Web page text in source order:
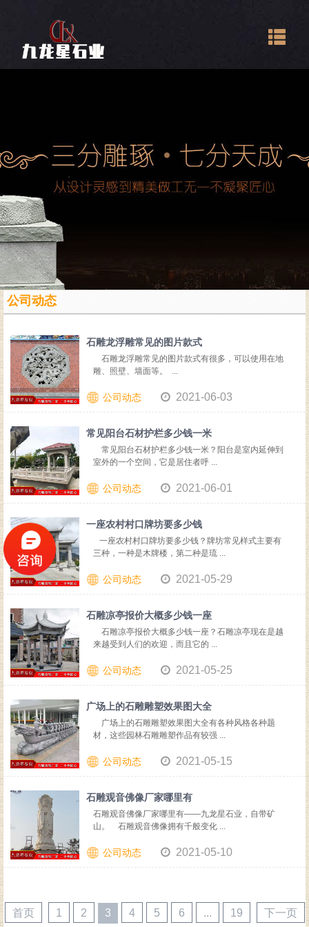
公司动态
石雕龙浮雕常见的图片款式
石雕龙浮雕常见的图片款式有很多，可以使用在地
雕、照壁、墙面等。 ...
公司动态 2021-06-03
常见阳台石材护栏多少钱一米
常见阳台石材护栏多少钱一米？阳台是室内延伸到
室外的一个空间，它是居住者呼 ...
公司动态 2021-06-01
一座农村村口牌坊要多少钱
一座农村村口牌坊要多少钱？牌坊常见样式主要有
三种，一种是木牌楼，第二种是琉 ...
公司动态 2021-05-29
石雕凉亭报价大概多少钱一座
石雕凉亭报价大概多少钱一座？石雕凉亭现在是越
来越受到人们的欢迎，而且它的 ...
公司动态 2021-05-25
广场上的石雕雕塑效果图大全
广场上的石雕雕塑效果图大全有各种风格各种题
材，这些园林石雕雕塑作品有较强 ...
公司动态 2021-05-15
石雕观音佛像厂家哪里有
石雕观音佛像厂家哪里有——九龙星石业，自带矿
山。 石雕观音佛像拥有千般变化 ...
公司动态 2021-05-10
首页 1 2 3 4 5 6 ... 19 下一页